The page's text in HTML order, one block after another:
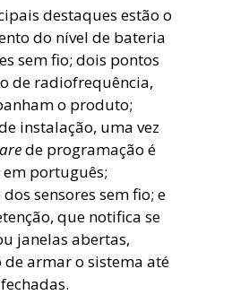
destaques estão o
do nível de bateria
sem fio; dois pontos
de radiofrequência,
o produto;
instalação, uma vez
de programação é
português;
sensores sem fio; e
que notifica se
janelas abertas,
armar o sistema até